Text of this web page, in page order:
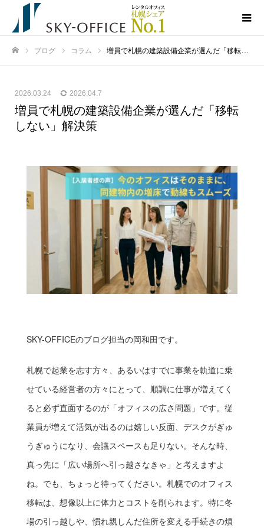
ブログ コラム 増員で札幌の建築設備企業が選んだ「移転しない」解決策
2026.03.24 2026.04.7
増員で札幌の建築設備企業が選んだ「移転
しない」解決策
SKY-OFFICEのブログ担当の岡和田です。
札幌で起業を志す方々、あるいはすでに事業を軌道に乗
せている経営者の方々にとって、順調に仕事が増えてく
ると必ず直面するのが「オフィスの広さ問題」です。従
業員が増えて活気が出るのは嬉しい反面、デスクがぎゅ
うぎゅうになり、会議スペースも足りない。そんな時、
真っ先に「広い場所へ引っ越さなきゃ」と考えますよ
ね。でも、ちょっと待ってください。札幌でのオフィス
移転は、想像以上に体力とコストを削られます。特に冬
場の引っ越しや、慣れ親しんだ住所を変える手続きの煩